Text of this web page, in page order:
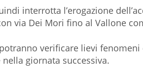
interrotta l’erogazione
via Dei Mori fino al Vallone
verificare lievi
giornata successiva.